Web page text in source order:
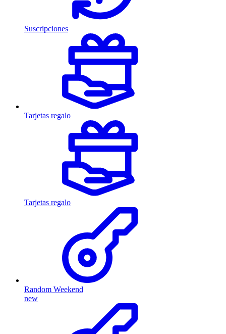
Suscripciones
Tarjetas regalo
Tarjetas regalo
Random Weekend
new